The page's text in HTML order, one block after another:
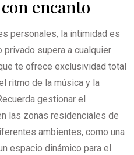
encanto
personales, la intimidad es
privado supera a cualquier
te ofrece exclusividad total
ritmo de la música y la
gestionar el
las zonas residenciales de
ambientes, como una
espacio dinámico para el